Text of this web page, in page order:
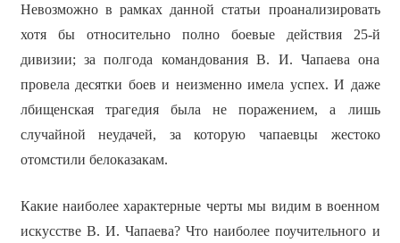
Невозможно в рамках данной статьи проанализировать
хотя бы относительно полно боевые действия 25-й
дивизии; за полгода командования В. И. Чапаева она
провела десятки боев и неизменно имела успех. И даже
лбищенская трагедия была не поражением, а лишь
случайной неудачей, за которую чапаевцы жестоко
отомстили белоказакам.
Какие наиболее характерные черты мы видим в военном
искусстве В. И. Чапаева? Что наиболее поучительного и